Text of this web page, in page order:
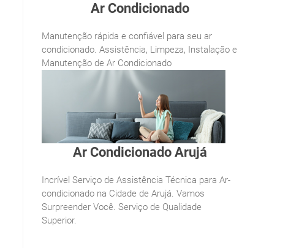
Ar Condicionado
Manutenção rápida e confiável para seu ar
condicionado. Assistência, Limpeza, Instalação e
Manutenção de Ar Condicionado
Ar Condicionado Arujá
Incrível Serviço de Assistência Técnica para Ar-
condicionado na Cidade de Arujá. Vamos
Surpreender Você. Serviço de Qualidade
Superior.